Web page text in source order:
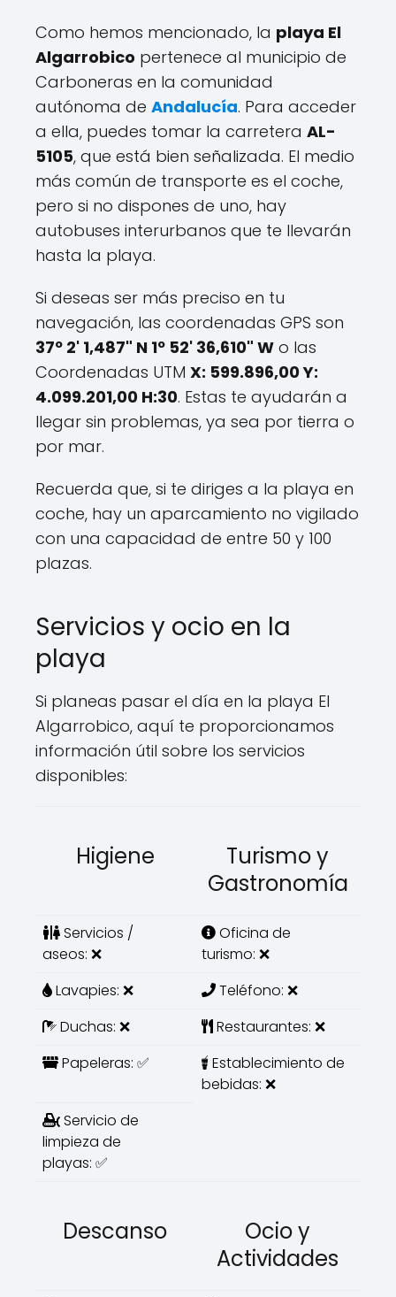
Como hemos mencionado, la playa El
Algarrobico pertenece al municipio de
Carboneras en la comunidad
autónoma de Andalucía. Para acceder
a ella, puedes tomar la carretera AL-
5105, que está bien señalizada. El medio
más común de transporte es el coche,
pero si no dispones de uno, hay
autobuses interurbanos que te llevarán
hasta la playa.
Si deseas ser más preciso en tu
navegación, las coordenadas GPS son
37º 2' 1,487" N 1º 52' 36,610" W o las
Coordenadas UTM X: 599.896,00 Y:
4.099.201,00 H:30. Estas te ayudarán a
llegar sin problemas, ya sea por tierra o
por mar.
Recuerda que, si te diriges a la playa en
coche, hay un aparcamiento no vigilado
con una capacidad de entre 50 y 100
plazas.
Servicios y ocio en la
playa
Si planeas pasar el día en la playa El
Algarrobico, aquí te proporcionamos
información útil sobre los servicios
disponibles:
Higiene
Turismo y
Gastronomía
Servicios /
aseos: ❌
Oficina de
turismo: ❌
Lavapies: ❌
Teléfono: ❌
Duchas: ❌
Restaurantes: ❌
Papeleras: ✅
Establecimiento de
bebidas: ❌
Servicio de
limpieza de
playas: ✅
Descanso
Ocio y
Actividades